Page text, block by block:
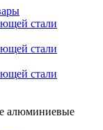
стали
стали
стали
алюминиевые